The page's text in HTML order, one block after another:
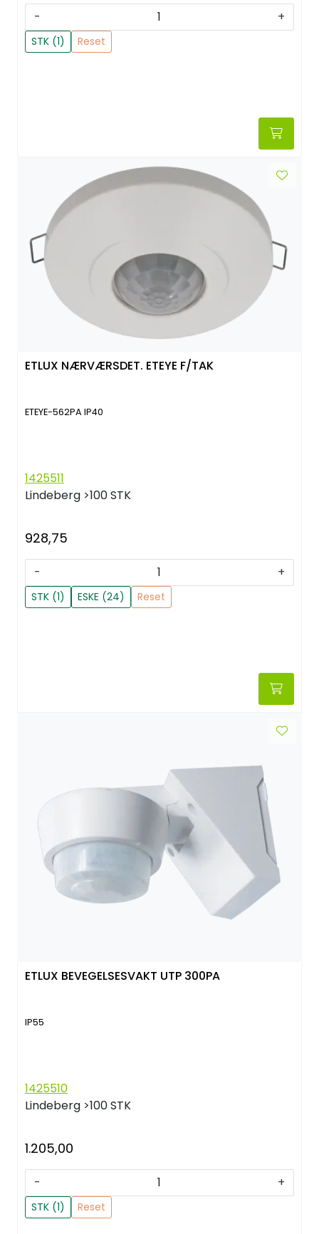
- +
STK (1) Reset
ETLUX NÆRVÆRSDET. ETEYE F/TAK
ETEYE-562PA IP40
1425511
Lindeberg >100 STK
928,75
- +
STK (1) ESKE (24) Reset
ETLUX BEVEGELSESVAKT UTP 300PA
IP55
1425510
Lindeberg >100 STK
1.205,00
- +
STK (1) Reset